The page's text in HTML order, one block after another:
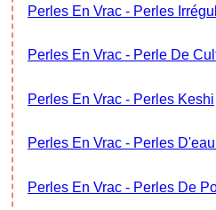
Perles En Vrac - Perles
Perles En Vrac - Perle De
Perles En Vrac - Perles Keshi
Perles En Vrac - Perles
Perles En Vrac - Perles De